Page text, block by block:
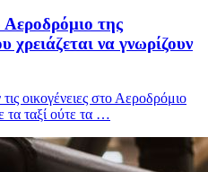
Αεροδρόμιο της
χρειάζεται να γνωρίζουν
οικογένειες στο Αεροδρόμιο
τα ταξί ούτε τα …